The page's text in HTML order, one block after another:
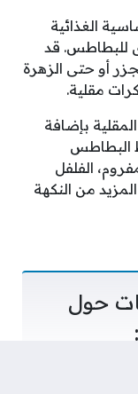
الغذائية
للبطاطس. قد
أو حتى الزهرة
مقلية.
بإضافة
البطاطس
الفلفل
من النكهة
حول